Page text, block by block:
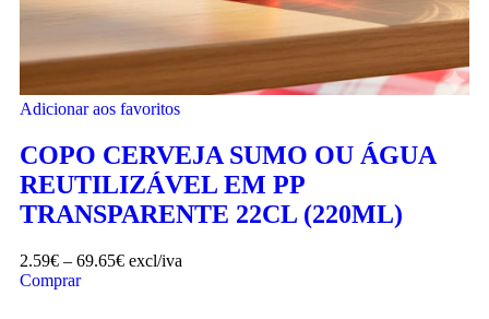
Adicionar aos favoritos
COPO CERVEJA SUMO OU ÁGUA
REUTILIZÁVEL EM PP
TRANSPARENTE 22CL (220ML)
2.59€ – 69.65€ excl/iva
Comprar